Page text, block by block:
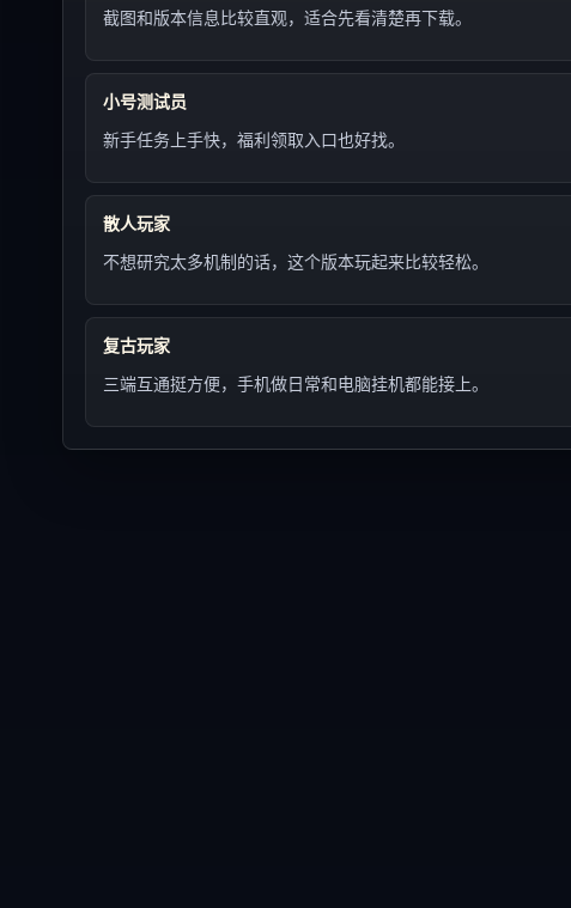
截图和版本信息比较直观，适合先看清楚再下载。
小号测试员
新手任务上手快，福利领取入口也好找。
散人玩家
不想研究太多机制的话，这个版本玩起来比较轻松。
复古玩家
三端互通挺方便，手机做日常和电脑挂机都能接上。